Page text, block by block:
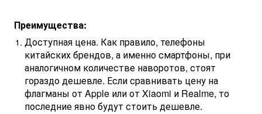
Преимущества:
Доступная цена. Как правило, телефоны
китайских брендов, а именно смартфоны, при
аналогичном количестве наворотов, стоят
гораздо дешевле. Если сравнивать цену на
флагманы от Apple или от Xiaomi и Realme, то
последние явно будут стоить дешевле.